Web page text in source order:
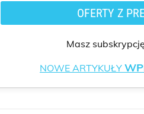
OFERTY Z
Masz
NOWE ARTYKUŁY